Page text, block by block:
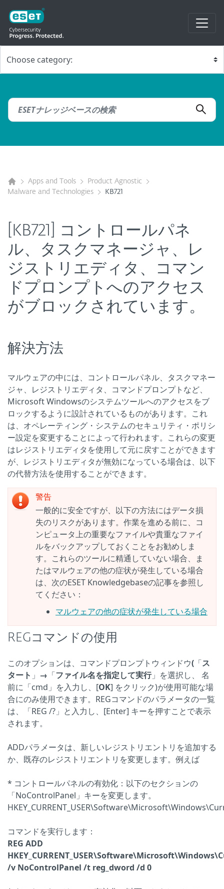
Apps and Tools
Product Agnostic
Malware and Technologies
KB721
[KB721] コントロールパネ
ル、タスクマネージャ、レ
ジストリエディタ、コマン
ドプロンプトへのアクセス
がブロックされています。
解決方法
マルウェアの中には、コントロールパネル、タスクマネー
ジャ、レジストリエディタ、コマンドプロンプトなど、
Microsoft Windowsのシステムツールへのアクセスをブ
ロックするように設計されているものがあります。これ
は、オペレーティング・システムのセキュリティ・ポリシ
ー設定を変更することによって行われます。これらの変更
はレジストリエディタを使用して元に戻すことができます
が、レジストリエディタが無効になっている場合は、以下
の代替方法を使用することができます。
警告
一般的に安全ですが、以下の方法にはデータ損
失のリスクがあります。作業を進める前に、コ
ンピュータ上の重要なファイルや貴重なファイ
ルをバックアップしておくことをお勧めしま
す。これらのツールに精通していない場合、ま
たはマルウェアの他の症状が発生している場合
は、次のESET Knowledgebaseの記事を参照し
てください：
マルウェアの他の症状が発生している場合
REGコマンドの使用
このオプションは、コマンドプロンプトウィンドウ( 「ス
タート 」 → 「ファイル名を指定して実行」を選択し、 名
前に「cmd」を入力し、[OK] をクリック)が使用可能な場
合にのみ使用できます。REGコマンドのパラメータの一覧
は、「REG /?」と入力し、[Enter] キーを押すことで表示
されます。
ADDパラメータは、新しいレジストリエントリを追加する
か、既存のレジストリエントリを変更します。例えば
* コントロールパネルの有効化：以下のセクションの
「NoControlPanel」キーを変更します。
コマンドを実行します：
REG ADD
/v NoControlPanel /t reg_dword /d 0